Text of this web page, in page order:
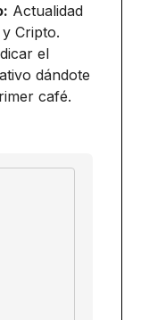
Actualidad
Cripto.
el
dándote
café.